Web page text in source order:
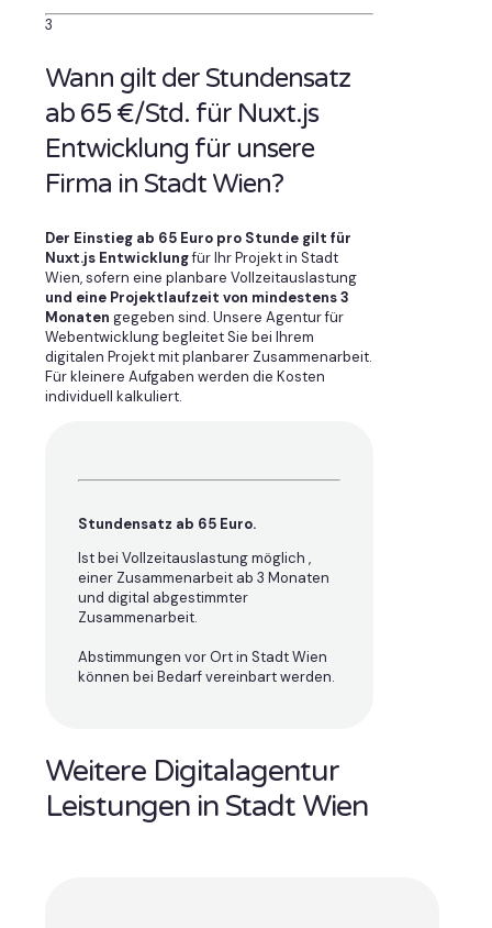
3
Wann gilt der Stundensatz
ab 65 €/Std. für Nuxt.js
Entwicklung für unsere
Firma in Stadt Wien?
Der Einstieg ab 65 Euro pro Stunde gilt für
Nuxt.js Entwicklungfür Ihr Projekt in Stadt
Wien, sofern eine planbare Vollzeitauslastung
und eine Projektlaufzeit von mindestens 3
Monaten gegeben sind. Unsere Agentur für
Webentwicklung begleitet Sie bei Ihrem
digitalen Projekt mit planbarer Zusammenarbeit.
Für kleinere Aufgaben werden die Kosten
individuell kalkuliert.
Stundensatz ab 65 Euro.
Ist bei Vollzeitauslastung möglich ,
einer Zusammenarbeit ab 3 Monaten
und digital abgestimmter
Zusammenarbeit.
Abstimmungen vor Ort in Stadt Wien
können bei Bedarf vereinbart werden.
Weitere Digitalagentur
Leistungen in Stadt Wien